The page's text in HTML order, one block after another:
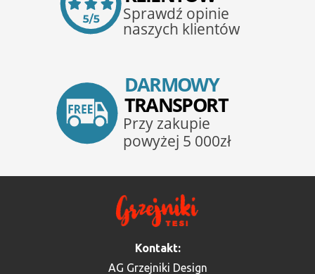
Kontakt:
AG Grzejniki Design